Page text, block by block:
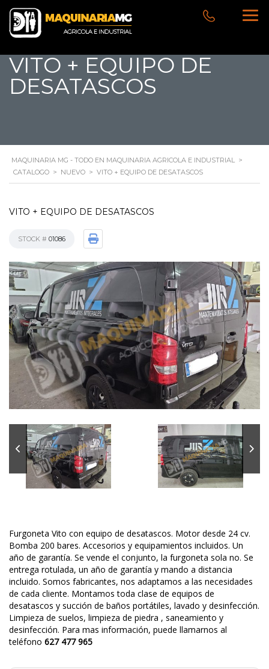
VITO + EQUIPO DE
DESATASCOS
MAQUINARIA MG - TODO EN MAQUINARIA AGRICOLA E INDUSTRIAL >
CATALOGO > NUEVO > VITO + EQUIPO DE DESATASCOS
VITO + EQUIPO DE DESATASCOS
STOCK # 01086
Furgoneta Vito con equipo de desatascos. Motor desde 24 cv.
Bomba 200 bares. Accesorios y equipamientos incluidos. Un
año de garantía. Se vende el conjunto, la furgoneta sola no. Se
entrega rotulada, un año de garantía y mando a distancia
incluido. Somos fabricantes, nos adaptamos a las necesidades
de cada cliente. Montamos toda clase de equipos de
desatascos y succión de baños portátiles, lavado y desinfección.
Limpieza de suelos, limpieza de piedra , saneamiento y
desinfección. Para mas información, puede llamarnos al
teléfono 627 477 965